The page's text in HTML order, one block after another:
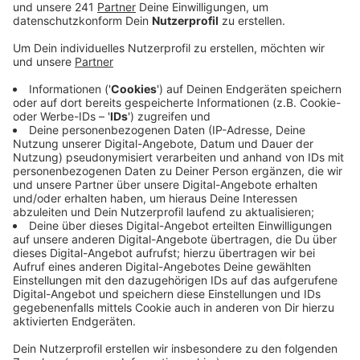
Hanfplantagen mit Lampen, Töpfen und Dünger hatten
die Ermittler an der Hardenbergstraße und der
Burscheider Straße gefunden. Die Pflanzen hätten
teils eine recht schlechte Qualität gehabt, so das
Gericht laut Medienberichten. Für den Eigenkonsum sei
es in jedem Fall zu viel gewesen. Neben Cannabis
haben die beiden 44- und 38-Jähren auch mit Kokain
gehandelt.
Der Haupttäter soll bald in einer geschlossenen
Anstalt therapiert werden, der andere geht wohl direkt
in den offenen Vollzug und will aus beruflichen Gründen
einen Führerschein machen, berichtet der
Bericht der Rheinischen Post rechtskräftig, die